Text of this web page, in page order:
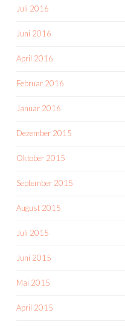
Juli 2016
Juni 2016
April 2016
Februar 2016
Januar 2016
Dezember 2015
Oktober 2015
September 2015
August 2015
Juli 2015
Juni 2015
Mai 2015
April 2015